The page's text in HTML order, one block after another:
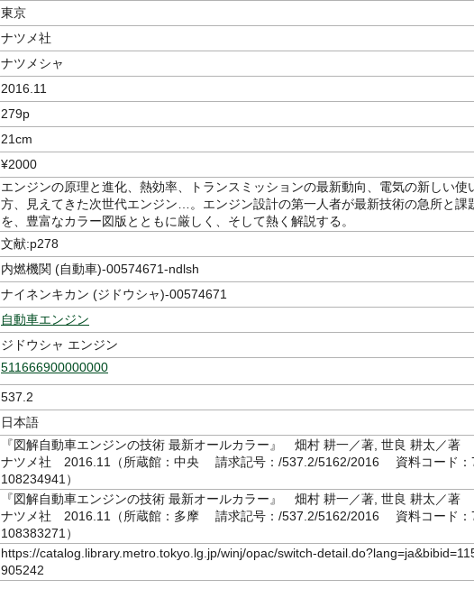
東京
ナツメ社
ナツメシャ
2016.11
279p
21cm
¥2000
エンジンの原理と進化、熱効率、トランスミッションの最新動向、電気の新しい使
方、見えてきた次世代エンジン…。エンジン設計の第一人者が最新技術の急所と課
を、豊富なカラー図版とともに厳しく、そして熱く解説する。
文献:p278
内燃機関 (自動車)-00574671-ndlsh
ナイネンキカン (ジドウシャ)-00574671
自動車エンジン
ジドウシャ エンジン
511666900000000
537.2
日本語
『図解自動車エンジンの技術 最新オールカラー』 畑村 耕一／著, 世良 耕太／
ナツメ社 2016.11（所蔵館：中央 請求記号：/537.2/5162/2016 資料コード：
108234941）
『図解自動車エンジンの技術 最新オールカラー』 畑村 耕一／著, 世良 耕太／
ナツメ社 2016.11（所蔵館：多摩 請求記号：/537.2/5162/2016 資料コード：
108383271）
https://catalog.library.metro.tokyo.lg.jp/winj/opac/switch-
905242